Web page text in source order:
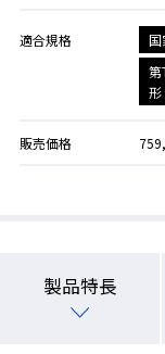
適合規格
国
第
形
販売価格
製品特長